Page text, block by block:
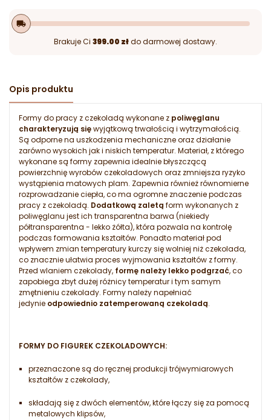
local_shipping
Brakuje Ci 399.00 złdo darmowej dostawy.
Opis produktu
Formy do pracy z czekoladą wykonane z poliwęglanu
charakteryzują sięwyjątkową trwałością i wytrzymałością.
Są odporne na uszkodzenia mechaniczne oraz działanie
zarówno wysokich jak i niskich temperatur. Materiał, z którego
wykonane są formy zapewnia idealnie błyszczącą
powierzchnię wyrobów czekoladowych oraz zmniejsza ryzyko
wystąpienia matowych plam. Zapewnia również równomierne
rozprowadzanie ciepła, co ma ogromne znaczenie podczas
pracy z czekoladą. Dodatkową zaletą form wykonanych z
poliwęglanu jest ich transparentna barwa (niekiedy
półtransparentna - lekko żółta), która pozwala na kontrolę
podczas formowania kształtów. Ponadto materiał pod
wpływem zmian temperatury kurczy się wolniej niż czekolada,
co znacznie ułatwia proces wyjmowania kształtów z formy.
Przed wlaniem czekolady, formę należy lekko podgrzać, co
zapobiega zbyt dużej różnicy temperatur i tym samym
zmętnieniu czekolady. Formy należy napełniać
jedynie odpowiednio zatemperowaną czekoladą.
FORMY DO FIGUREK CZEKOLADOWYCH:
przeznaczone są do ręcznej produkcji trójwymiarowych
kształtów z czekolady,
składają się z dwóch elementów, które łączy się za pomocą
metalowych klipsów,